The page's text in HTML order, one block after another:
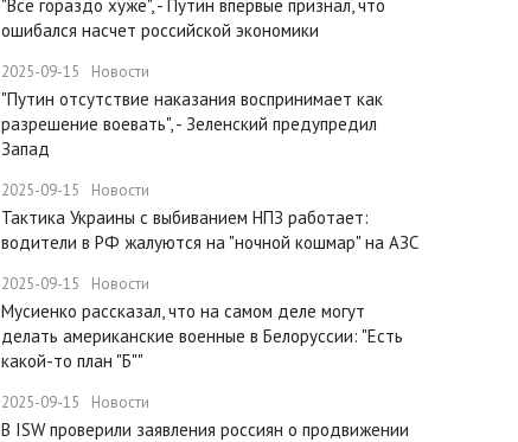
"Все гораздо хуже", - Путин впервые признал, что
ошибался насчет российской экономики
2025-09-15 Новости
​"Путин отсутствие наказания воспринимает как
разрешение воевать", - Зеленский предупредил
Запад
2025-09-15 Новости
Тактика Украины с выбиванием НПЗ работает:
водители в РФ жалуются на "ночной кошмар" на АЗС
2025-09-15 Новости
Мусиенко рассказал, что на самом деле могут
делать американские военные в Белоруссии: "Есть
какой-то план "Б""
2025-09-15 Новости
В ISW проверили заявления россиян о продвижении